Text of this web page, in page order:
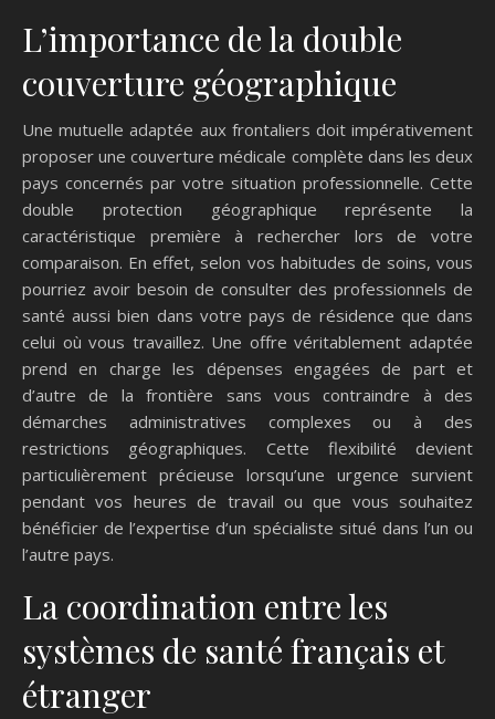
L’importance de la double
couverture géographique
Une mutuelle adaptée aux frontaliers doit impérativement
proposer une couverture médicale complète dans les deux
pays concernés par votre situation professionnelle. Cette
double protection géographique représente la
caractéristique première à rechercher lors de votre
comparaison. En effet, selon vos habitudes de soins, vous
pourriez avoir besoin de consulter des professionnels de
santé aussi bien dans votre pays de résidence que dans
celui où vous travaillez. Une offre véritablement adaptée
prend en charge les dépenses engagées de part et
d’autre de la frontière sans vous contraindre à des
démarches administratives complexes ou à des
restrictions géographiques. Cette flexibilité devient
particulièrement précieuse lorsqu’une urgence survient
pendant vos heures de travail ou que vous souhaitez
bénéficier de l’expertise d’un spécialiste situé dans l’un ou
l’autre pays.
La coordination entre les
systèmes de santé français et
étranger